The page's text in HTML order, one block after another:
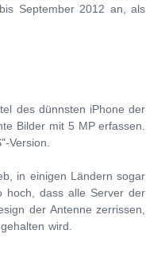
September 2012 an, als
des dünnsten iPhone der
Bilder mit 5 MP erfassen.
Version.
in einigen Ländern sogar
hoch, dass alle Server der
der Antenne zerrissen,
wird.